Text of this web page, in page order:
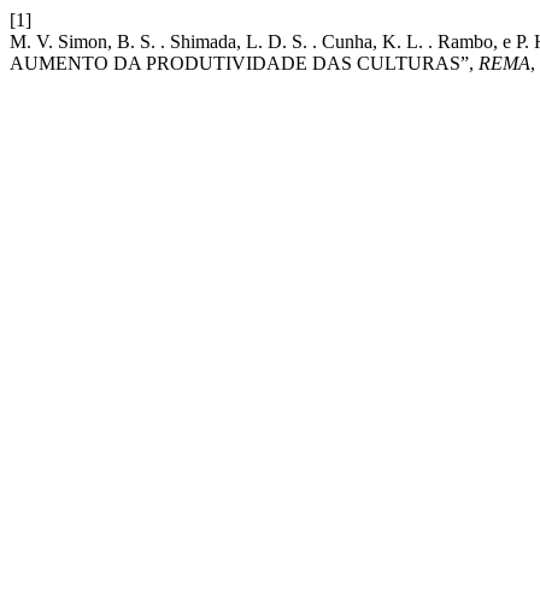
[1]
M. V. Simon, B. S. . Shimada, L. D. S. . Cunha, K. L. . Rambo, e
AUMENTO DA PRODUTIVIDADE DAS CULTURAS”, REMA,